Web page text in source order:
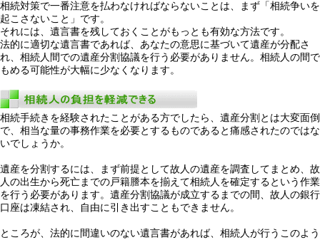
相続対策で一番注意を払わなければならないことは、まず「相続争いを
起こさないこと」です。
それには、遺言書を残しておくことがもっとも有効な方法です。
法的に適切な遺言書であれば、あなたの意思に基づいて遺産が分配さ
れ、相続人間での遺産分割協議を行う必要がありません。相続人の間で
もめる可能性が大幅に少なくなります。
相続手続きを経験されたことがある方でしたら、遺産分割とは大変面倒
で、相当な量の事務作業を必要とするものであると痛感されたのではな
いでしょうか。
遺産を分割するには、まず前提として故人の遺産を調査してまとめ、故
人の出生から死亡までの戸籍謄本を揃えて相続人を確定するという作業
を行う必要があります。遺産分割協議が成立するまでの間、故人の銀行
口座は凍結され、自由に引き出すこともできません。
ところが、法的に間違いのない遺言書があれば、相続人が行うこのよう